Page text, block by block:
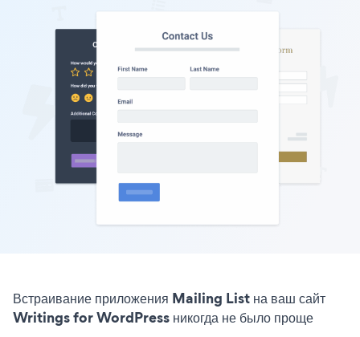
Встраивание приложения Mailing List на ваш сайт
Writings for WordPress никогда не было проще